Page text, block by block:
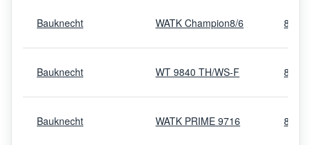
Bauknecht WATK Champion8/6
Bauknecht WT 9840 TH/WS-F
Bauknecht WATK PRIME 9716